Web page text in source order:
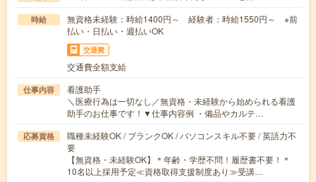
時給
無資格未経験：時給1400円～ 経験者：時給1550円～ ※前
払い・日払い・週払いOK
交通費
交通費全額支給
仕事内容
看護助手
＼医療行為は一切なし／無資格・未経験から始められる看護
助手のお仕事です！▼仕事内容例 ・備品やカルテ…
応募資格
職種未経験OK / ブランクOK / パソコンスキル不要 / 英語力不
要
【無資格・未経験OK】＊年齢・学歴不問！履歴書不要！＊
10名以上採用予定≪資格取得支援制度あり≫受講…